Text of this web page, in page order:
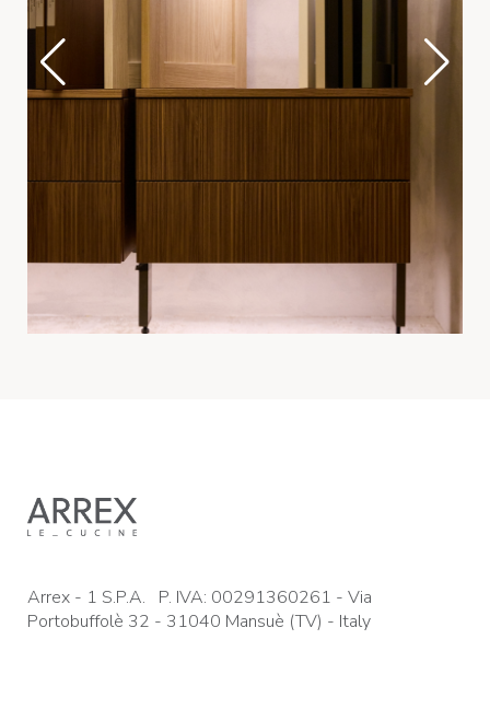
Arrex - 1 S.P.A. P. IVA: 00291360261 - Via
Portobuffolè 32 - 31040 Mansuè (TV) - Italy